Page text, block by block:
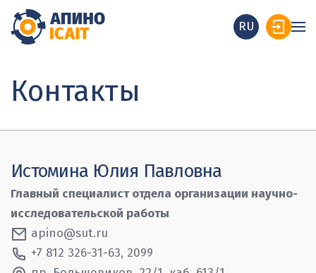
RU
Контакты
Истомина Юлия Павловна
Главный специалист отдела организации научно-
исследовательской работы
apino@sut.ru
+7 812 326-31-63, 2099